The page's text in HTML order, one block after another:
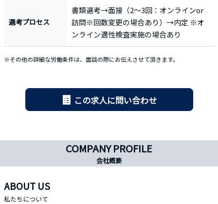
選考プロセス
書類選考→面接（2〜3回：オンラインor
訪問※回数変更の場合あり）→内定 ※オ
ンライン適性検査実施の場合あり
※その他の詳細な労働条件は、面談の際にお伝えさせて頂きます。
この求人に問い合わせ
COMPANY PROFILE
会社概要
ABOUT US
私たちについて